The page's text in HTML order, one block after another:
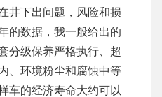
井下出问题，风险和损
的数据，我一般给出的
分级保养严格执行、超
、环境粉尘和腐蚀中等
车的经济寿命大约可以